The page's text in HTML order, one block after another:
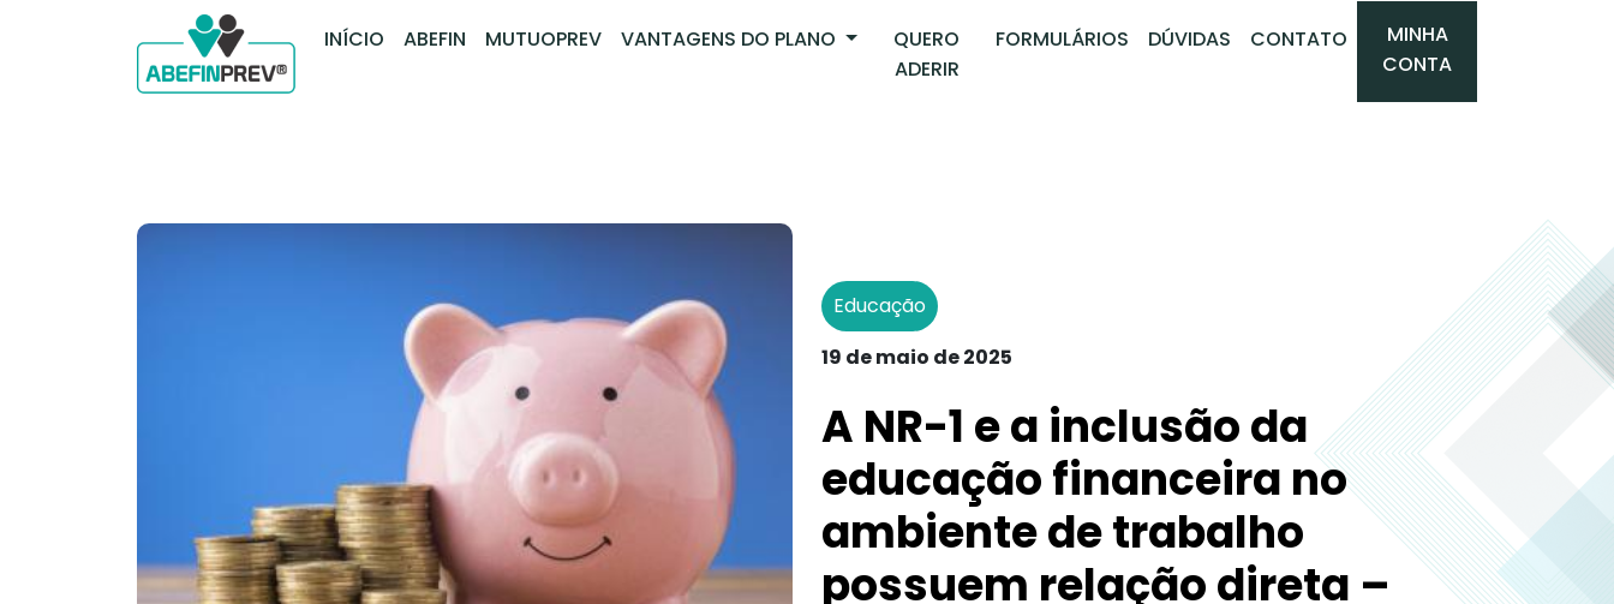
INÍCIO ABEFIN MUTUOPREV VANTAGENS DO PLANO
QUERO
ADERIR
FORMULÁRIOS DÚVIDAS CONTATO
MINHA
CONTA
Educação
19 de maio de 2025
A NR-1 e a inclusão da
educação financeira no
ambiente de trabalho
possuem relação direta –